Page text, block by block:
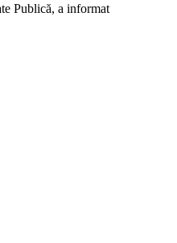
Publică, a informat